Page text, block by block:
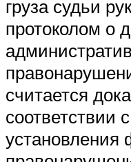
груза судьи
протоколом о
считается
установления